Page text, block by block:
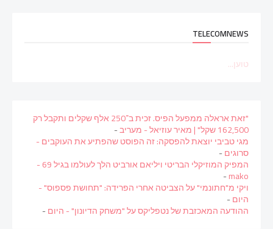
TELECOMNEWS
טוען...
"זאת אראלה ממפעל הפיס. זכית ב־250 אלף שקלים ותקבל רק
162,500 שקל" | מאיר עוזיאל - מעריב -
מגי טביבי יוצאת להפסקה: זה הפוסט שהפתיע את העוקבים -
סרוגים-
המפיק המוזיקלי הבריטי ויליאם אורביט הלך לעולמו בגיל 69 -
mako
-
ויקי מ"חתונמי" על הצביטה אחרי הפרידה: "תחושת פספוס" -
היום-
ההודעה המאכזבת של נטפליקס על "משחק הדיונון" - היום-